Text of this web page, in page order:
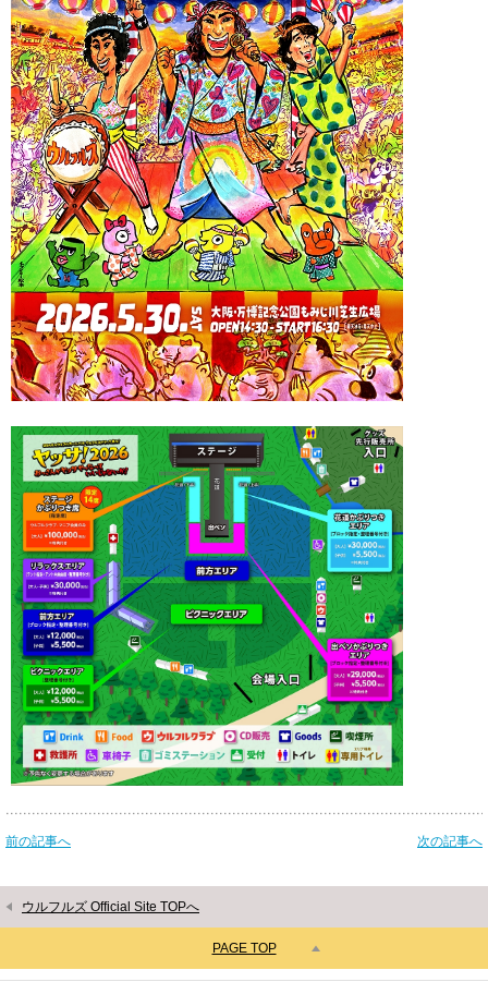
前の記事へ 次の記事へ
ウルフルズ Official Site TOPへ
PAGE TOP